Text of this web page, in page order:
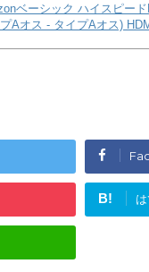
ベーシック ハイスピー
Aオス - タイプAオス)
B!